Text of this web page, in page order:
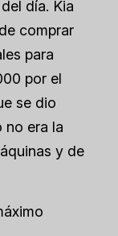
día. Kia
comprar
para
por el
se dio
no era la
y de